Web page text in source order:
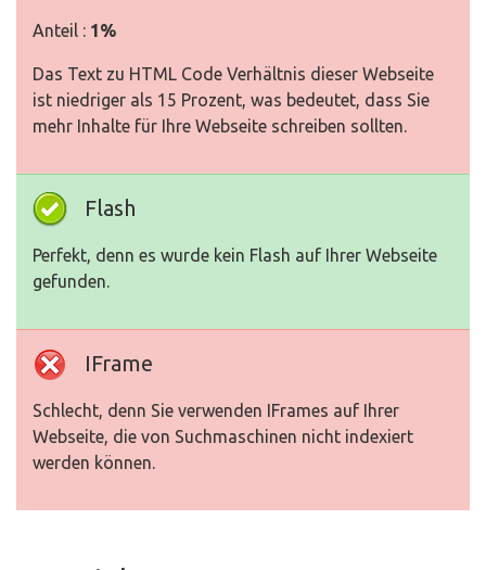
Anteil : 1%
Das Text zu HTML Code Verhältnis dieser Webseite
ist niedriger als 15 Prozent, was bedeutet, dass Sie
mehr Inhalte für Ihre Webseite schreiben sollten.
Flash
Perfekt, denn es wurde kein Flash auf Ihrer Webseite
gefunden.
IFrame
Schlecht, denn Sie verwenden IFrames auf Ihrer
Webseite, die von Suchmaschinen nicht indexiert
werden können.